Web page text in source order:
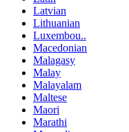
Latvian
Lithuanian
Luxembou..
Macedonian
Malagasy
Malay
Malayalam
Maltese
Maori
Marathi